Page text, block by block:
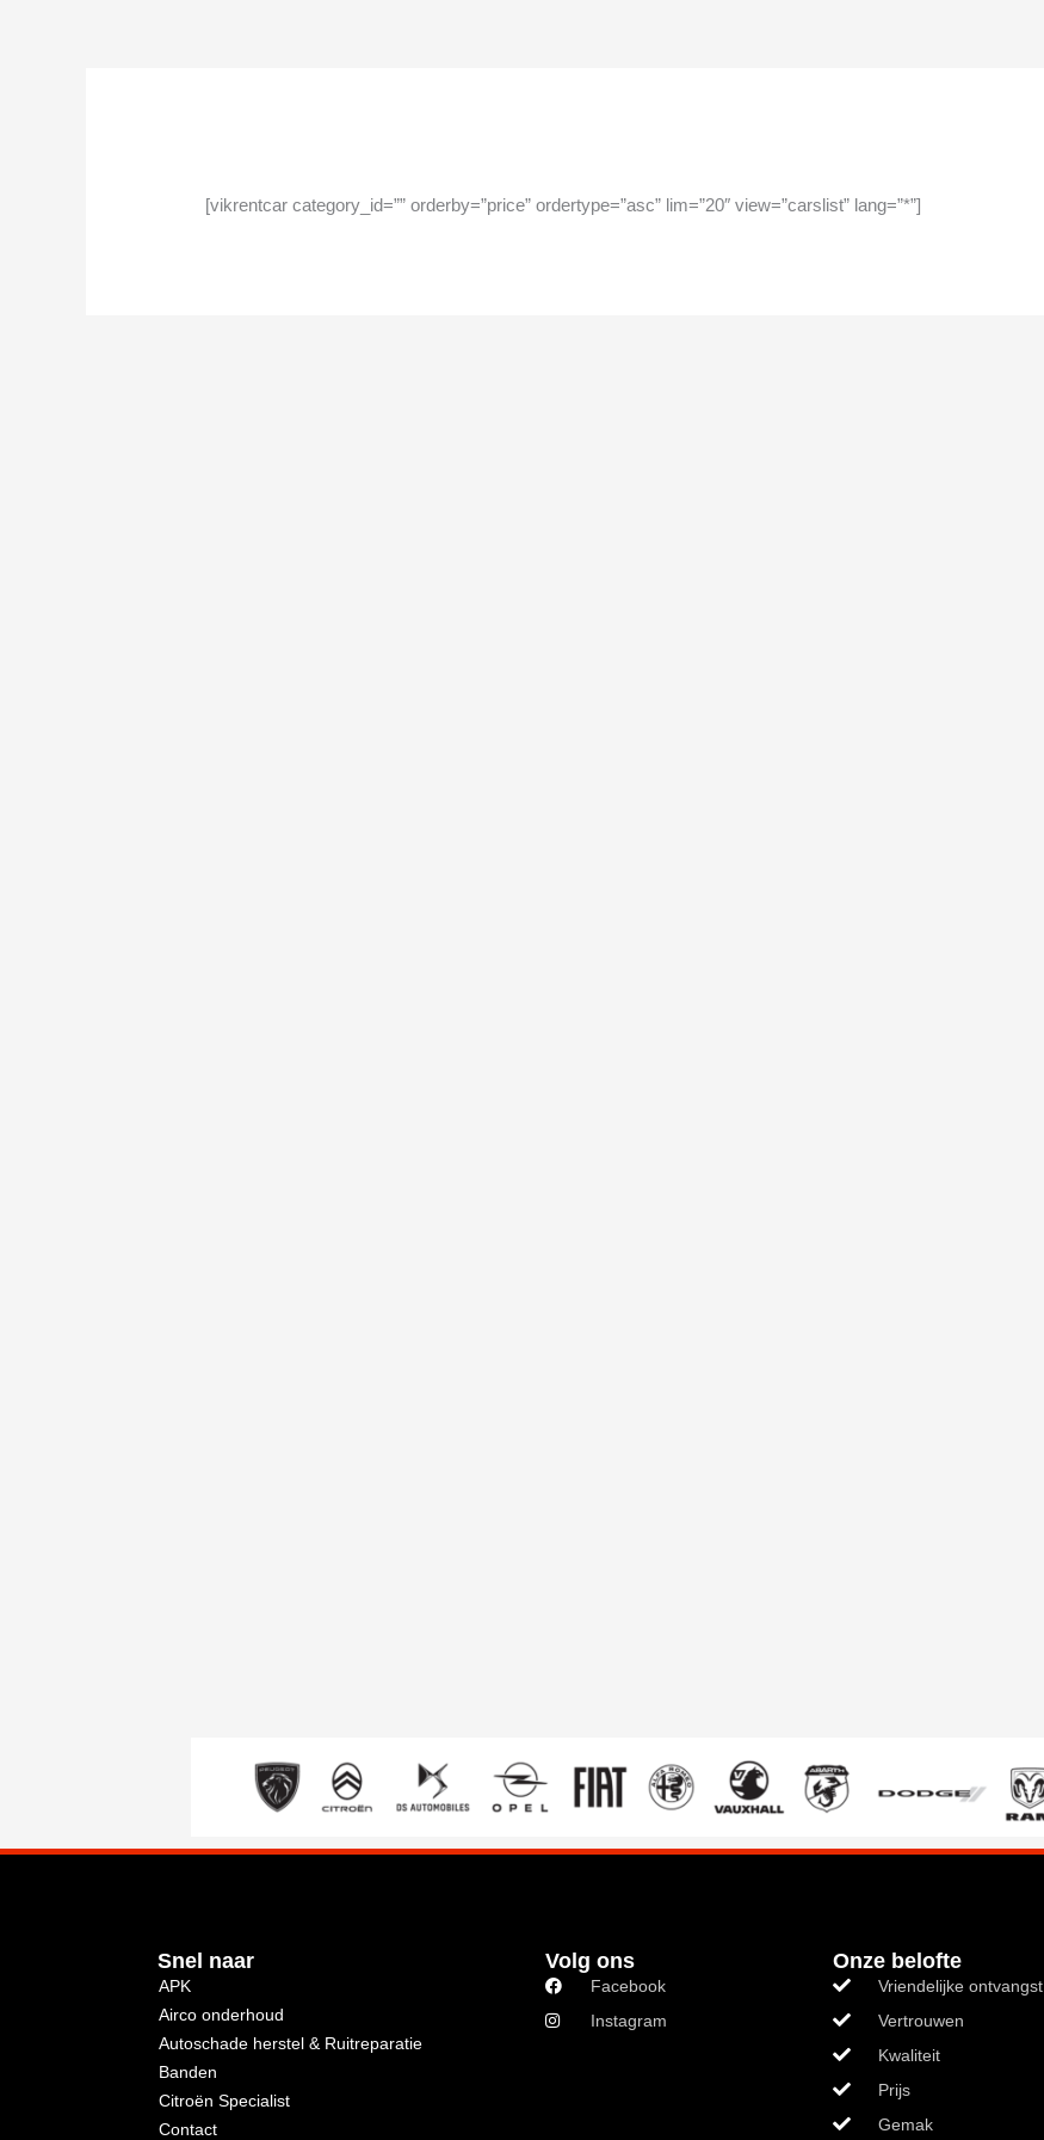
[vikrentcar category_id=”” orderby=”price” ordertype=”asc” lim=”20″ view=”carslist” lang=”*”]
Snel naar
APK
Airco onderhoud
Autoschade herstel & Ruitreparatie
Banden
Citroën Specialist
Contact
Volg ons
Facebook
Instagram
Onze belofte
Vriendelijke ontvangst
Vertrouwen
Kwaliteit
Prijs
Gemak